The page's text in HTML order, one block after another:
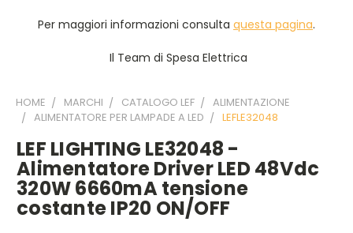
Per maggiori informazioni consulta questa pagina.
Il Team di Spesa Elettrica
HOME MARCHI CATALOGO LEF
ALIMENTAZIONE
ALIMENTATORE PER LAMPADE A LED
LEFLE32048
LEF LIGHTING LE32048 -
Alimentatore Driver LED 48Vdc
320W 6660mA tensione
costante IP20 ON/OFF